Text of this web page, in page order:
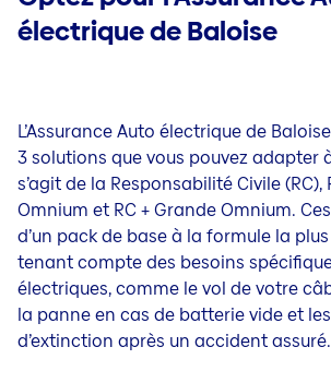
électrique de Baloise
L’Assurance Auto électrique de
3 solutions que vous pouvez adapter
s’agit de la Responsabilité Civile (RC),
Omnium et RC + Grande Omnium.
d’un pack de base à la formule la
tenant compte des besoins
électriques, comme le vol de votre
la panne en cas de batterie vide et
d’extinction après un accident assuré.